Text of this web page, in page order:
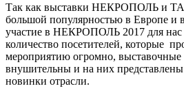
Так как выставки НЕКРОПОЛЬ и
большой популярностью в Европе и
участие в НЕКРОПОЛЬ 2017 для нас
количество посетителей, которые
мероприятию огромно,
внушительны и на них
новинки отрасли.